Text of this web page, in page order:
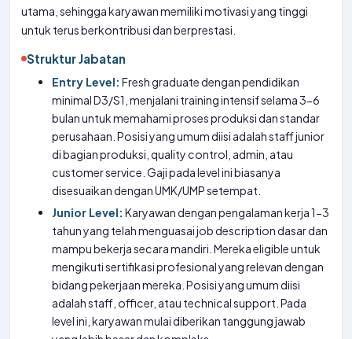
utama, sehingga karyawan memiliki motivasi yang tinggi
untuk terus berkontribusi dan berprestasi.
Struktur Jabatan
Entry Level: Fresh graduate dengan pendidikan
minimal D3/S1, menjalani training intensif selama 3-6
bulan untuk memahami proses produksi dan standar
perusahaan. Posisi yang umum diisi adalah staff junior
di bagian produksi, quality control, admin, atau
customer service. Gaji pada level ini biasanya
disesuaikan dengan UMK/UMP setempat.
Junior Level: Karyawan dengan pengalaman kerja 1-3
tahun yang telah menguasai job description dasar dan
mampu bekerja secara mandiri. Mereka eligible untuk
mengikuti sertifikasi profesional yang relevan dengan
bidang pekerjaan mereka. Posisi yang umum diisi
adalah staff, officer, atau technical support. Pada
level ini, karyawan mulai diberikan tanggung jawab